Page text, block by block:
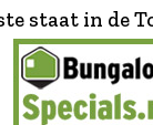
staat in de